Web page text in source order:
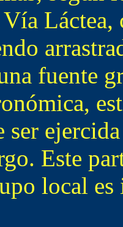
fuente
ser
Este
local